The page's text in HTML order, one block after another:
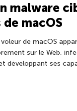
malware
macOS
de macOS
sur le Web,
développant ses